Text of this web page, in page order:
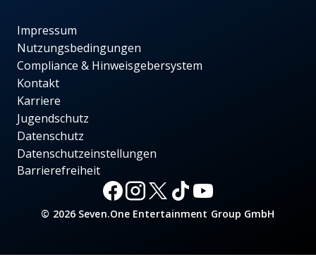
Impressum
Nutzungsbedingungen
Compliance & Hinweisgebersystem
Kontakt
Karriere
Jugendschutz
Datenschutz
Datenschutzeinstellungen
Barrierefreiheit
© 2026 Seven.One Entertainment Group GmbH